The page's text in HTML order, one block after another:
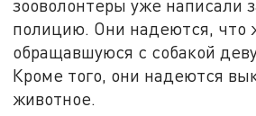
зооволонтеры уже написали
полицию. Они надеются, что
обращавшуюся с собакой
Кроме того, они надеются
животное.